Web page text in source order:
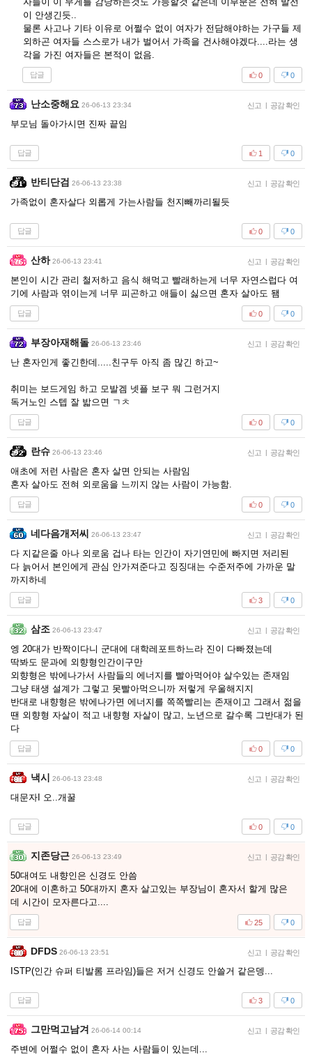
이 안생긴듯..
물론 사고나 기타 이유로 어쩔수 없이 여자가 전담해야하는 가구들 제
외하곤 여자들 스스로가 내가 벌어서 가족을 건사해야겠다....라는 생
각을 가진 여자들은 본적이 없음.
답글 0
0
난소중해요 26-06-13 23:34 신고 | 공감 확인
부모님 돌아가시면 진짜 끝임
답글 0
1
반티단검 26-06-13 23:38 신고 | 공감 확인
가족없이 혼자살다 외롭게 가는사람들 천지빼까리될듯
답글 0
0
산하 26-06-13 23:41 신고 | 공감 확인
본인이 시간 관리 철저하고 음식 해먹고 빨래하는게 너무 자연스럽다 여
기에 사람과 엮이는게 너무 피곤하고 애들이 싫으면 혼자 살아도 됌
답글 0
0
부장아재해돌 26-06-13 23:46 신고 | 공감 확인
난 혼자인게 좋긴한데.....친구두 아직 좀 많긴 하고~
취미는 보드게임 하고 모발겜 넷플 보구 뭐 그런거지
독거노인 스텝 잘 밟으면 ㄱㅊ
답글 0
0
란슈 26-06-13 23:46 신고 | 공감 확인
애초에 저런 사람은 혼자 살면 안되는 사람임
혼자 살아도 전혀 외로움을 느끼지 않는 사람이 가능함.
답글 0
0
네다음개저씨 26-06-13 23:47 신고 | 공감 확인
다 지같은줄 아나 외로움 겁나 타는 인간이 자기연민에 빠지면 저리된
다 늙어서 본인에게 관심 안가져준다고 징징대는 수준저주에 가까운 말
까지하네
답글 0
3
삼조 26-06-13 23:47 신고 | 공감 확인
엥 20대가 반짝이다니 군대에 대학레포트하느라 진이 다빠졌는데
딱봐도 문과에 외향형인간이구만
외향형은 밖에나가서 사람들의 에너지를 빨아먹어야 살수있는 존재임
그냥 태생 설계가 그렇고 못빨아먹으니까 저렇게 우울해지지
반대로 내향형은 밖에나가면 에너지를 쪽쪽빨리는 존재이고 그래서 젊을
땐 외향형 자살이 적고 내향형 자살이 많고, 노년으로 갈수록 그반대가 된
다
답글 0
0
낵시 26-06-13 23:48 신고 | 공감 확인
대문자I 오..개꿀
답글 0
0
지존당근 26-06-13 23:49 신고 | 공감 확인
50대여도 내향인은 신경도 안씀
20대에 이혼하고 50대까지 혼자 살고있는 부장님이 혼자서 할게 많은
데 시간이 모자른다고....
답글 0
25
DFDS 26-06-13 23:51 신고 | 공감 확인
ISTP(인간 슈퍼 티발롬 프라임)들은 저거 신경도 안쓸거 같은뎅...
답글 0
3
그만먹고남겨 26-06-14 00:14 신고 | 공감 확인
주변에 어쩔수 없이 혼자 사는 사람들이 있는데...